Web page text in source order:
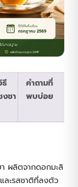
ธี
งชา
คำถามที่
พบบ่อย
ผลิตจากดอกมะลิ
ะรสชาติที่ลงตัว